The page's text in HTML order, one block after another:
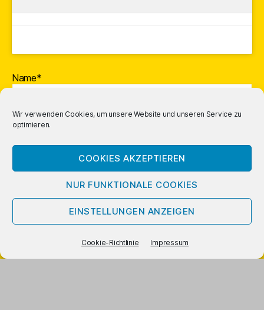
Wir verwenden Cookies, um unsere Website und unseren Service zu
optimieren.
COOKIES AKZEPTIEREN
NUR FUNKTIONALE COOKIES
EINSTELLUNGEN ANZEIGEN
Cookie-Richtlinie Impressum
Name*
E-Mail-Adresse*
Mit vorstehendem Logo gekennzeichnete Links und Buchcover
sindAffiliate-Links; Amazon bezahlt uns dafür eine Provision.